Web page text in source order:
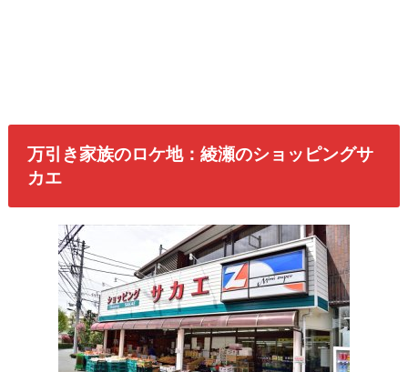
万引き家族のロケ地：綾瀬のショッピングサ
カエ